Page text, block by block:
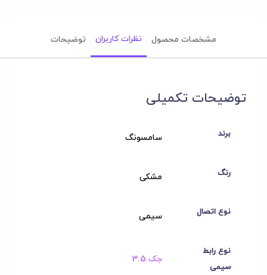
مشخصات محصول نظرات کاربران توضیحات
توضیحات تکمیلی
برند سامسونگ
رنگ مشکی
نوع اتصال سیمی
نوع رابط
سیمی
جک 3.5